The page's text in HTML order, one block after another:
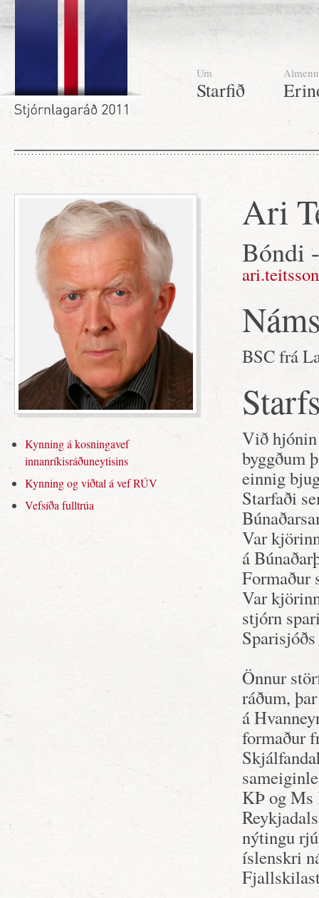
Um
Starfið
Almenn
Kynning á kosningavef
innanríkisráðuneytisins
Kynning og viðtal á vef RÚV
Vefsíða fulltrúa
Ari
Bóndi
BSC frá
Við hjónin
byggðum
einnig
Starfaði
Var
á
Formaður
Var
stjórn
Önnur
ráðum,
á
formaður
KÞ og Ms
nýtingu
íslenskri